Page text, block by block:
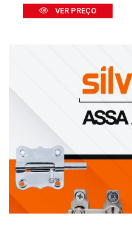
VER PREÇO